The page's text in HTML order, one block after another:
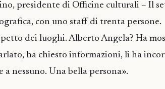
presidente di Officine culturali – Il
con uno staff di trenta persone.
dei luoghi. Alberto Angela? Ha
ha chiesto informazioni, li ha
nessuno. Una bella persona».